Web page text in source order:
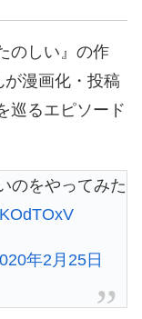
のしい』の作
が漫画化・投稿
巡るエピソード
のをやってみた
年2月25日